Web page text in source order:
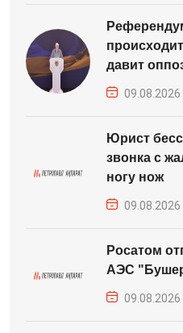
давит
09.08.2026
Юрист
звонка с
ногу нож
09.08.2026
Росатом
АЭС
09.08.2026